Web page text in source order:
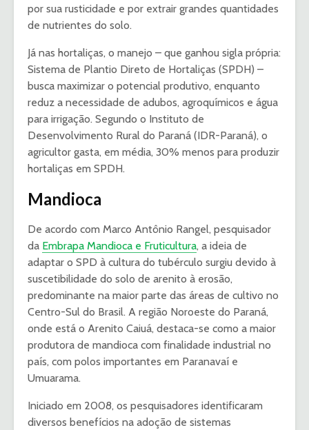
por sua rusticidade e por extrair grandes quantidades
de nutrientes do solo.
Já nas hortaliças, o manejo – que ganhou sigla própria:
Sistema de Plantio Direto de Hortaliças (SPDH) –
busca maximizar o potencial produtivo, enquanto
reduz a necessidade de adubos, agroquímicos e água
para irrigação. Segundo o Instituto de
Desenvolvimento Rural do Paraná (IDR-Paraná), o
agricultor gasta, em média, 30% menos para produzir
hortaliças em SPDH.
Mandioca
De acordo com Marco Antônio Rangel, pesquisador
da Embrapa Mandioca e Fruticultura, a ideia de
adaptar o SPD à cultura do tubérculo surgiu devido à
suscetibilidade do solo de arenito à erosão,
predominante na maior parte das áreas de cultivo no
Centro-Sul do Brasil. A região Noroeste do Paraná,
onde está o Arenito Caiuá, destaca-se como a maior
produtora de mandioca com finalidade industrial no
país, com polos importantes em Paranavaí e
Umuarama.
Iniciado em 2008, os pesquisadores identificaram
diversos benefícios na adoção de sistemas